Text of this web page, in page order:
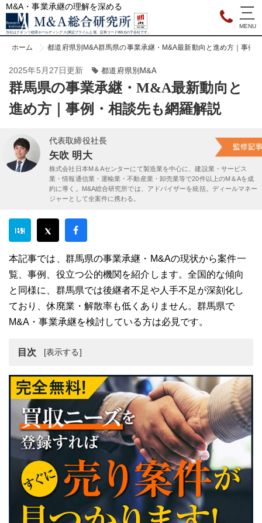
M&A・事業承継の理解を深める
当社はクオンツ総研ホールディングス(東証プライム上場、証券コード9552)の子会社です。
ホーム 都道府県別M&A群馬県の事業承継・M&A最新動向と進め方｜事例
2025年5月27日更新 都道府県別M&A
群馬県の事業承継・M&A最新動向と
進め方｜事例・相談先も網羅解説
代表取締役社長
矢吹 明大
株式会社日本M＆Aセンターにて製造業を中心に、建設業・サービス
業・情報通信業・運輸業・不動産業・卸売業等で20件以上のM＆Aを成
約に導く。M&A総合研究所では、アドバイザーを統括。ディールマネー
ジャーとして全案件に携わる。
本記事では、群馬県の事業承継・M&Aの現状から案件一
覧、事例、役立つ公的機関を紹介します。全国的な傾向
と同様に、群馬県では後継者不足や人手不足が深刻化し
ており、休廃業・解散率も低くありません。群馬県で
M&A・事業承継を検討している方は必見です。
目次
群馬県の経済動向と事業承継への影響
群馬県の事業承継・M&Aの現状
群馬県近郊の事業承継・M&A案件一覧
群馬県の事業承継・M&A事例3選
事業承継・M&A時におすすめの相談先3選
群馬県の事業承継・M&Aに関する公的支援2選
群馬県の事業承継・M&Aまとめ